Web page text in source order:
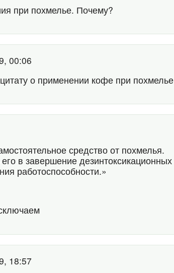
при похмелье. Почему?
00:06
о применении кофе при похмелье
средство от похмелья.
в завершение дезинтоксикационных
работоспособности.»
18:57